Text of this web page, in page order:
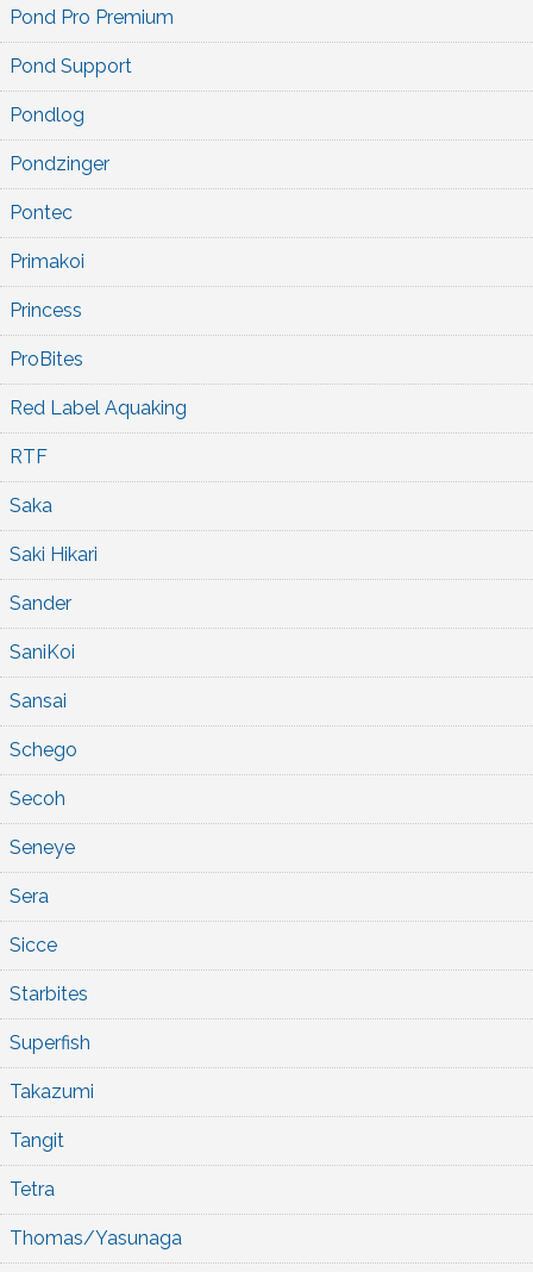
Pond Pro Premium
Pond Support
Pondlog
Pondzinger
Pontec
Primakoi
Princess
ProBites
Red Label Aquaking
RTF
Saka
Saki Hikari
Sander
SaniKoi
Sansai
Schego
Secoh
Seneye
Sera
Sicce
Starbites
Superfish
Takazumi
Tangit
Tetra
Thomas/Yasunaga